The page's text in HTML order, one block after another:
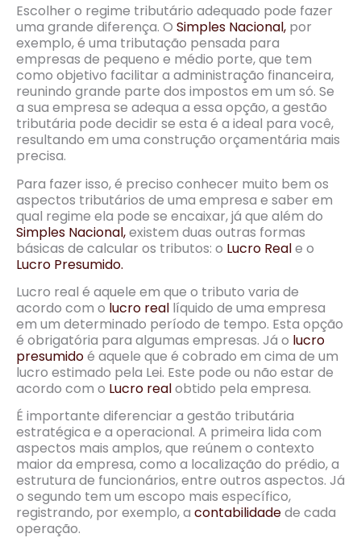
Escolher o regime tributário adequado pode fazer
uma grande diferença. O Simples Nacional, por
exemplo, é uma tributação pensada para
empresas de pequeno e médio porte, que tem
como objetivo facilitar a administração financeira,
reunindo grande parte dos impostos em um só. Se
a sua empresa se adequa a essa opção, a gestão
tributária pode decidir se esta é a ideal para você,
resultando em uma construção orçamentária mais
precisa.
Para fazer isso, é preciso conhecer muito bem os
aspectos tributários de uma empresa e saber em
qual regime ela pode se encaixar, já que além do
Simples Nacional,existem duas outras formas
básicas de calcular os tributos: o Lucro Reale o
Lucro Presumido.
Lucro real é aquele em que o tributo varia de
acordo com o lucro real líquido de uma empresa
em um determinado período de tempo. Esta opção
é obrigatória para algumas empresas. Já o lucro
presumidoé aquele que é cobrado em cima de um
lucro estimado pela Lei. Este pode ou não estar de
acordo com o Lucro realobtido pela empresa.
É importante diferenciar a gestão tributária
estratégica e a operacional. A primeira lida com
aspectos mais amplos, que reúnem o contexto
maior da empresa, como a localização do prédio, a
estrutura de funcionários, entre outros aspectos. Já
o segundo tem um escopo mais específico,
registrando, por exemplo, a contabilidadede cada
operação.